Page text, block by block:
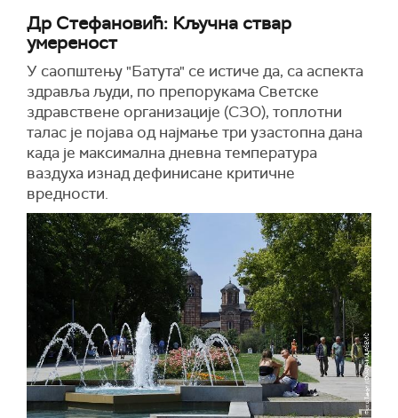
Др Стефановић: Кључна ствар
умереност
У саопштењу "Батута" се истиче да, са аспекта
здравља људи, по препорукама Светске
здравствене организације (СЗО), топлотни
талас је појава од најмање три узастопна дана
када је максимална дневна температура
ваздуха изнад дефинисане критичне
вредности.